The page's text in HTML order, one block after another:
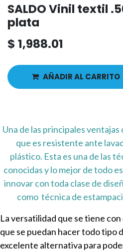
SALDO Vinil textil
plata
$ 1,988.01
AÑADIR AL CARRITO
Una de las principales
que es resistente ante
plástico. Esta es una de las
conocidas y lo mejor de todo
innovar con toda clase de
como técnica de
La versatilidad que se tiene
que se puedan hacer todo tipo
excelente alternativa para